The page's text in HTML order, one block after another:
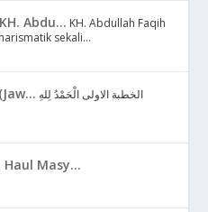
Abdu... KH. Abdullah Faqih
sekali...
الخطبة الاولى الْحَمْدُ لِلهِ
Masy...